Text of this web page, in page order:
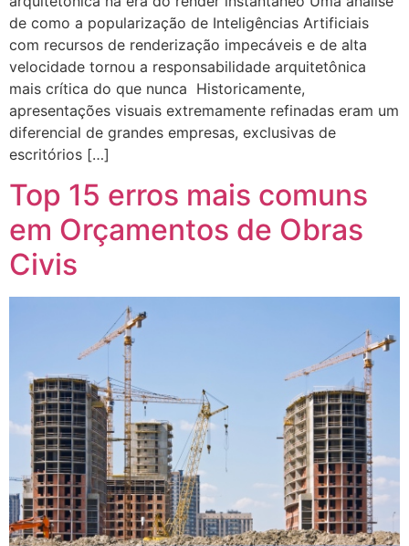
de como a popularização de Inteligências Artificiais
com recursos de renderização impecáveis e de alta
velocidade tornou a responsabilidade arquitetônica
mais crítica do que nunca Historicamente,
apresentações visuais extremamente refinadas eram um
diferencial de grandes empresas, exclusivas de
escritórios […]
Top 15 erros mais comuns
em Orçamentos de Obras
Civis